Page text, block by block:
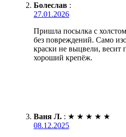
Болеслав :
27.01.2026
Пришла посылка с
без повреждений. Само
краски не выцвели, весит
хороший крепёж.
Ваня Л. : ★ ★ ★ ★ ★
08.12.2025